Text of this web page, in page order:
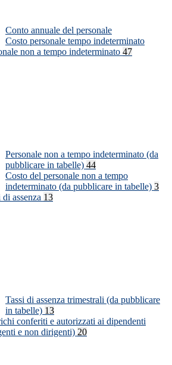
Conto annuale del personale
Costo personale tempo indeterminato
non a tempo indeterminato 47
Personale non a tempo indeterminato (da
pubblicare in tabelle) 44
Costo del personale non a tempo
indeterminato (da pubblicare in tabelle) 3
di assenza 13
Tassi di assenza trimestrali (da pubblicare
in tabelle) 13
conferiti e autorizzati ai dipendenti
e non dirigenti) 20